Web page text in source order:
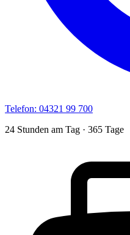
Telefon: 04321 99 700
24 Stunden am Tag · 365 Tage